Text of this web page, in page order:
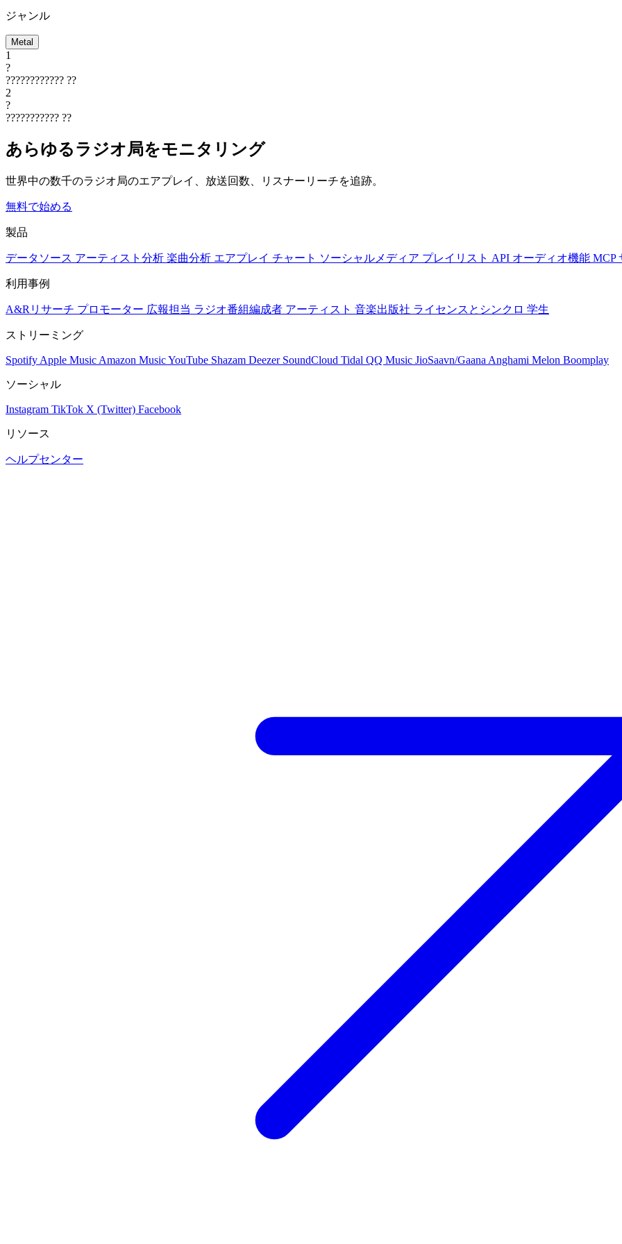
ジャンル
Metal
1
?
???????????? ??
2
?
??????????? ??
あらゆるラジオ局をモニタリング
世界中の数千のラジオ局のエアプレイ、放送回数、リスナーリーチを追跡。
無料で始める
製品
データソース アーティスト分析 楽曲分析 エアプレイ チャート ソーシャルメディア プレイリスト API オーディオ機能 MCP
利用事例
A&Rリサーチ プロモーター 広報担当 ラジオ番組編成者 アーティスト 音楽出版社 ライセンスとシンクロ 学生
ストリーミング
Spotify Apple Music Amazon MusicYouTube Shazam Deezer SoundCloud Tidal QQ Music JioSaavn/Gaana Anghami Melon Boomplay
ソーシャル
Instagram TikTok X (Twitter) Facebook
リソース
ヘルプセンター